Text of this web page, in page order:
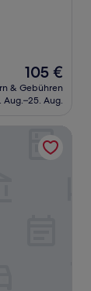
Der
Preis
beträgt
105 €
& Gebühren
Aug.–25. Aug.